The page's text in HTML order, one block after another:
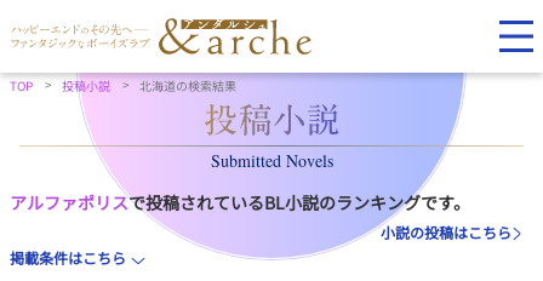
TOP 投稿小説 北海道の検索結果
Submitted Novels
アルファポリスで投稿されているBL小説のランキングです。
小説の投稿はこちら
掲載条件はこちら